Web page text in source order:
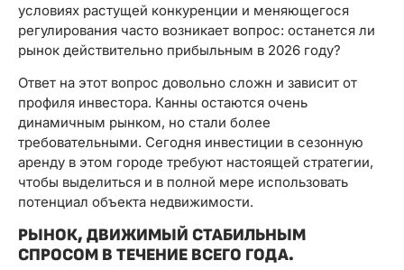
условиях растущей конкуренции и меняющегося
регулирования часто возникает вопрос: останется ли
рынок действительно прибыльным в 2026 году?
Ответ на этот вопрос довольно сложн и зависит от
профиля инвестора. Канны остаются очень
динамичным рынком, но стали более
требовательными. Сегодня инвестиции в сезонную
аренду в этом городе требуют настоящей стратегии,
чтобы выделиться и в полной мере использовать
потенциал объекта недвижимости.
РЫНОК, ДВИЖИМЫЙ СТАБИЛЬНЫМ
СПРОСОМ В ТЕЧЕНИЕ ВСЕГО ГОДА.